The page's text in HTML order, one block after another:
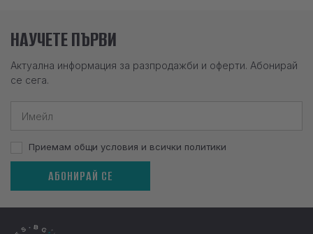
НАУЧЕТЕ ПЪРВИ
Актуална информация за разпродажби и оферти. Абонирай
се сега.
Приемам общи условия и всички политики
АБОНИРАЙ СЕ